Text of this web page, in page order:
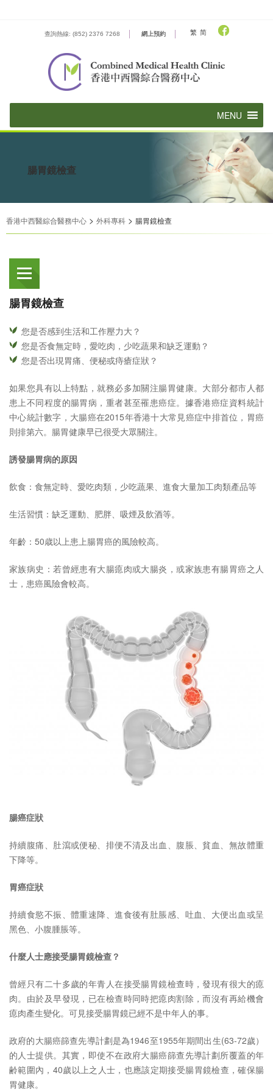
查詢熱線: (852) 2376 7268 網上預約 繁 简
腸胃鏡檢查
香港中西醫綜合醫務中心 > 外科專科 > 腸胃鏡檢查
腸胃鏡檢查
您是否感到生活和工作壓力大？
您是否食無定時，愛吃肉，少吃蔬果和缺乏運動？
您是否出現胃痛、便秘或痔瘡症狀？
如果您具有以上特點，就務必多加關注腸胃健康。大部分都市人都
患上不同程度的腸胃病，重者甚至罹患癌症。據香港癌症資料統計
中心統計數字，大腸癌在2015年香港十大常見癌症中排首位，胃癌
則排第六。腸胃健康早已很受大眾關注。
誘發腸胃病的原因
飲食：食無定時、愛吃肉類，少吃蔬果、進食大量加工肉類產品等
生活習慣：缺乏運動、肥胖、吸煙及飲酒等。
年齡：50歳以上患上腸胃癌的風險較高。
家族病史：若曾經患有大腸瘜肉或大腸炎，或家族患有腸胃癌之人
士，患癌風險會較高。
腸癌症狀
持續腹痛、肚瀉或便秘、排便不清及出血、腹脹、貧血、無故體重
下降等。
胃癌症狀
持續食慾不振、體重速降、進食後有肚脹感、吐血、大便出血或呈
黑色、小腹腫脹等。
什麼人士應接受腸胃鏡檢查？
曾經只有二十多歲的年青人在接受腸胃鏡檢查時，發現有很大的瘜
肉。由於及早發現，已在檢查時同時把瘜肉割除，而沒有再給機會
瘜肉產生變化。可見接受腸胃鏡已經不是中年人的事。
政府的大腸癌篩查先導計劃是為1946至1955年期間出生(63-72歲）
的人士提供。其實，即使不在政府大腸癌篩查先導計劃所覆蓋的年
齢範圍內，40歲以上之人士，也應該定期接受腸胃鏡檢查，確保腸
胃健康。